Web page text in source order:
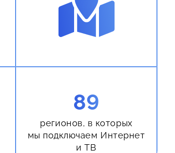
89
регионов, в которых
мы подключаем Интернет
и ТВ